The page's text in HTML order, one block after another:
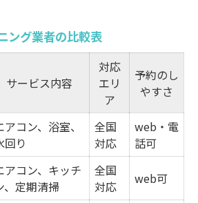
ング業者の比較表
サービス内容
対応
エリ
ア
予約のし
やすさ
アコン、浴室、
回り
全国
対応
web・電
話可
アコン、キッチ
、定期清掃
全国
対応
web可